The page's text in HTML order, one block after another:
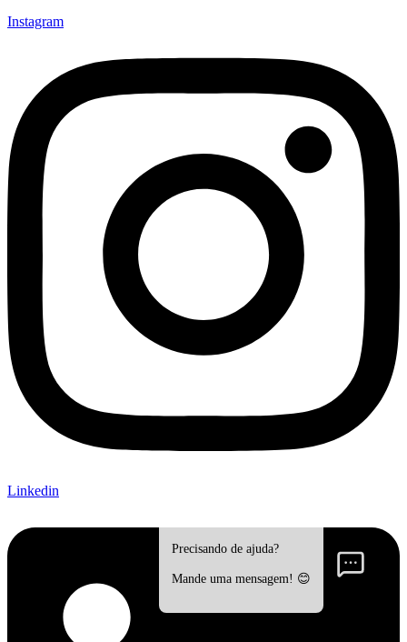
Precisando de ajuda?
Mande uma mensagem! 😊
Instagram
Linkedin